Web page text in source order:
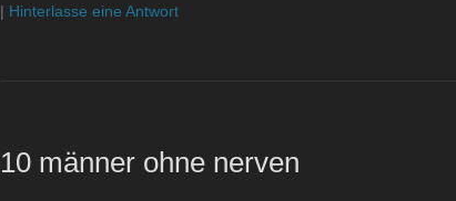
| Hinterlasse eine Antwort
10 männer ohne nerven